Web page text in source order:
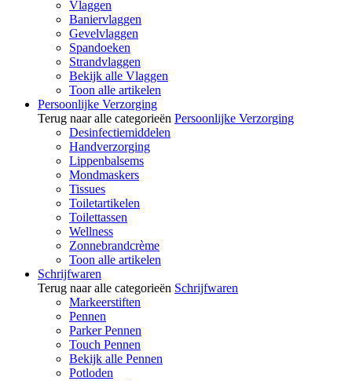
Vlaggen
Baniervlaggen
Gevelvlaggen
Spandoeken
Strandvlaggen
Bekijk alle Vlaggen
Toon alle artikelen
Persoonlijke Verzorging
Terug naar alle categorieën Persoonlijke Verzorging
Desinfectiemiddelen
Handverzorging
Lippenbalsems
Mondmaskers
Tissues
Toiletartikelen
Toilettassen
Wellness
Zonnebrandcrème
Toon alle artikelen
Schrijfwaren
Terug naar alle categorieën Schrijfwaren
Markeerstiften
Pennen
Parker Pennen
Touch Pennen
Bekijk alle Pennen
Potloden